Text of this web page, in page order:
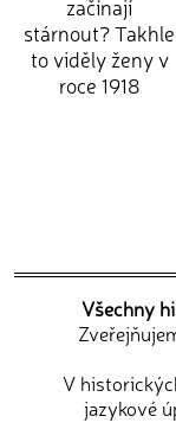
začínají
stárnout? Takhle
to viděly ženy v
roce 1918
Všechny
V
jazykové